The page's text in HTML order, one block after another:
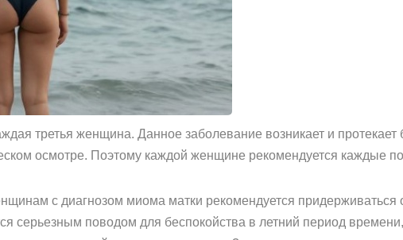
третья женщина. Данное заболевание возникает и
осмотре. Поэтому каждой женщине рекомендуется каждые
с диагнозом миома матки рекомендуется
серьезным поводом для беспокойства в летний период